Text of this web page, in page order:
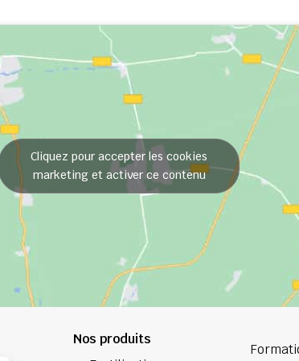
Cliquez pour accepter les cookies
marketing et activer ce contenu
Nos produits